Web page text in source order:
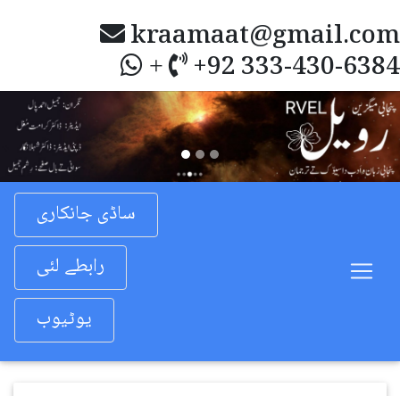
kraamaat@gmail.com
+ +92 333-430-6384
Previous
ساڈی جانکاری
رابطے لئی
یوٹیوب